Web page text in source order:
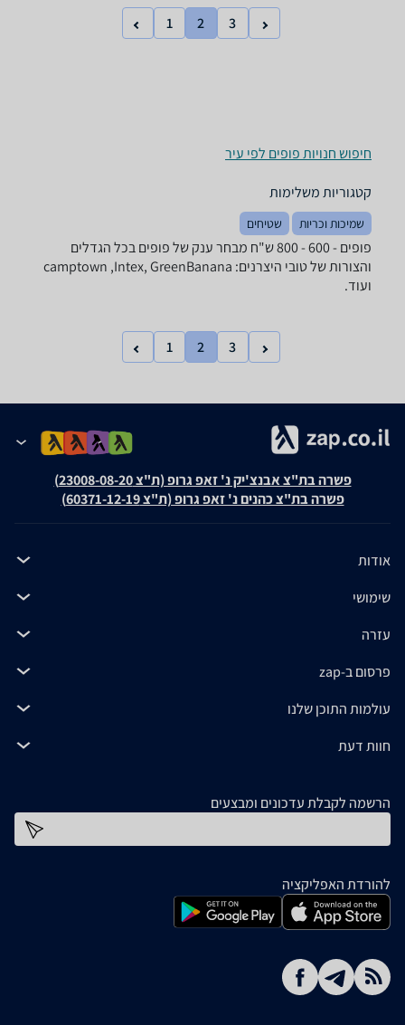
1 2 3
חיפוש חנויות פופים לפי עיר
קטגוריות משלימות
שמיכות וכריות שטיחים
פופים - ‏600 - 800 ‏ש"ח מבחר ענק של פופים בכל הגדלים
והצורות של טובי היצרנים: camptown ,Intex, GreenBanana
ועוד.
1 2 3
פשרה בת"צ אבנצ'יק נ' זאפ גרופ (ת"צ 23008-08-20)
פשרה בת"צ כהנים נ' זאפ גרופ (ת"צ 60371-12-19)
אודות
שימושי
עזרה
פרסום ב-zap
עולמות התוכן שלנו
חוות דעת
הרשמה לקבלת עדכונים ומבצעים
להורדת האפליקציה